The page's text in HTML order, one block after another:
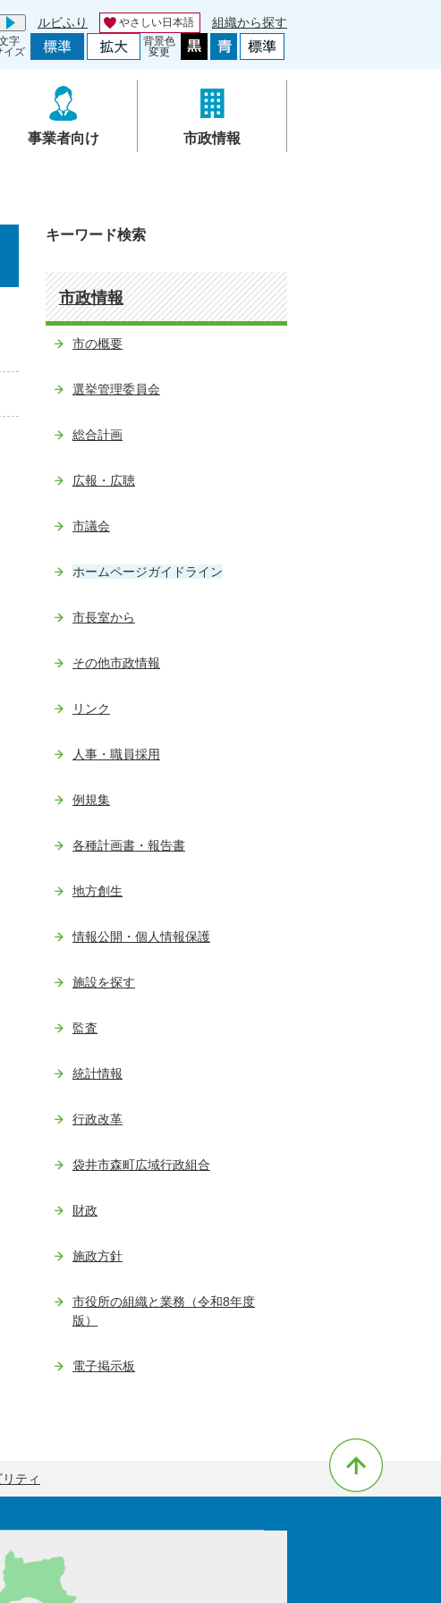
Go ルビふり やさしい日本語 組織から探す
字
イズ
背景色
変更
事業者向け 市政情報
キーワード検索
市政情報
市の概要
選挙管理委員会
総合計画
広報・広聴
市議会
ホームページガイドライン
市長室から
その他市政情報
リンク
人事・職員採用
例規集
各種計画書・報告書
地方創生
情報公開・個人情報保護
施設を探す
監査
統計情報
行政改革
袋井市森町広域行政組合
財政
施政方針
市役所の組織と業務（令和8年度
版）
電子掲示板
ティ